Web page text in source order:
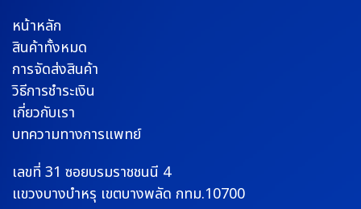
หน้าหลัก
สินค้าทั้งหมด
การจัดส่งสินค้า
วิธีการชำระเงิน
เกี่ยวกับเรา
บทความทางการแพทย์
เลขที่ 31 ซอยบรมราชชนนี 4
แขวงบางบำหรุ เขตบางพลัด กทม.10700